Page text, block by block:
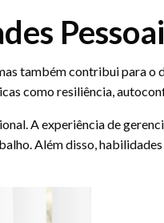
também contribui para
como resiliência,
A experiência de
Além disso,